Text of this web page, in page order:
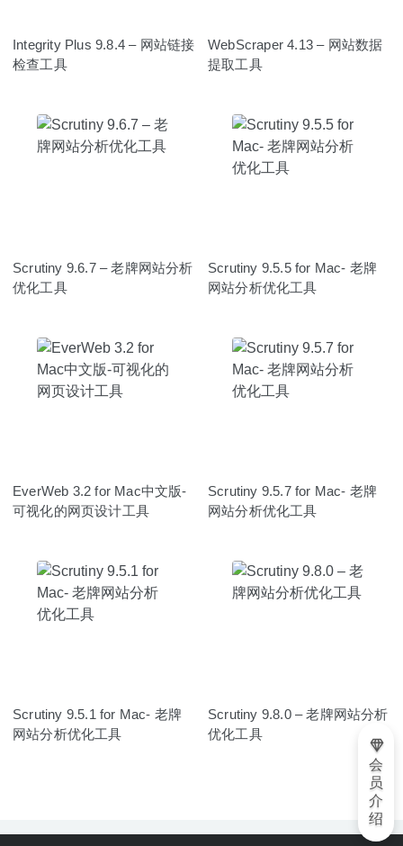
Integrity Plus 9.8.4 – 网站链接
检查工具
WebScraper 4.13 – 网站数据
提取工具
Scrutiny 9.6.7 – 老牌网站分析
优化工具
Scrutiny 9.5.5 for Mac- 老牌
网站分析优化工具
EverWeb 3.2 for Mac中文版-
可视化的网页设计工具
Scrutiny 9.5.7 for Mac- 老牌
网站分析优化工具
Scrutiny 9.5.1 for Mac- 老牌
网站分析优化工具
Scrutiny 9.8.0 – 老牌网站分析
优化工具
会
员
介
绍